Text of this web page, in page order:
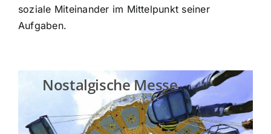
soziale Miteinander im Mittelpunkt seiner
Aufgaben.
Nostalgische Messe